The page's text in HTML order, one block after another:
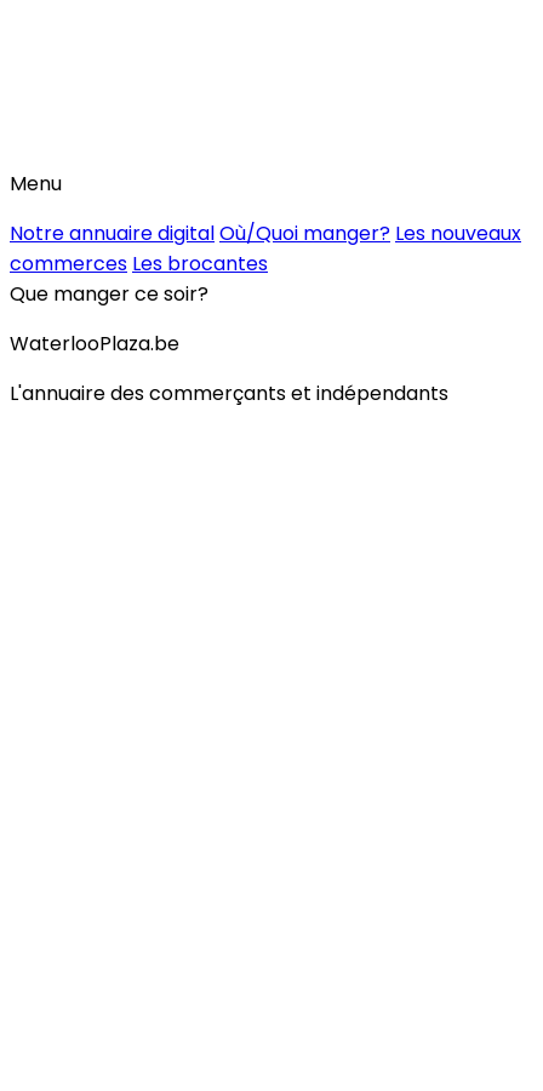
Menu
Notre annuaire digitalOù/Quoi manger? Les nouveaux
commerces Les brocantes
Que manger ce soir?
WaterlooPlaza.be
L'annuaire des commerçants et indépendants